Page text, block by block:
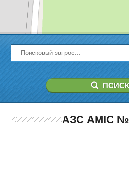
АЗС AMIC